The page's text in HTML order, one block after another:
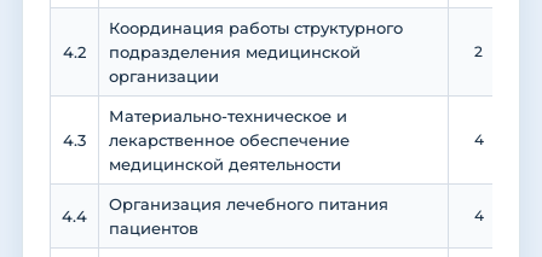
4.2
Координация работы структурного
подразделения медицинской
организации
2
4.3
Материально-техническое и
лекарственное обеспечение
медицинской деятельности
4
4.4
Организация лечебного питания
пациентов
4